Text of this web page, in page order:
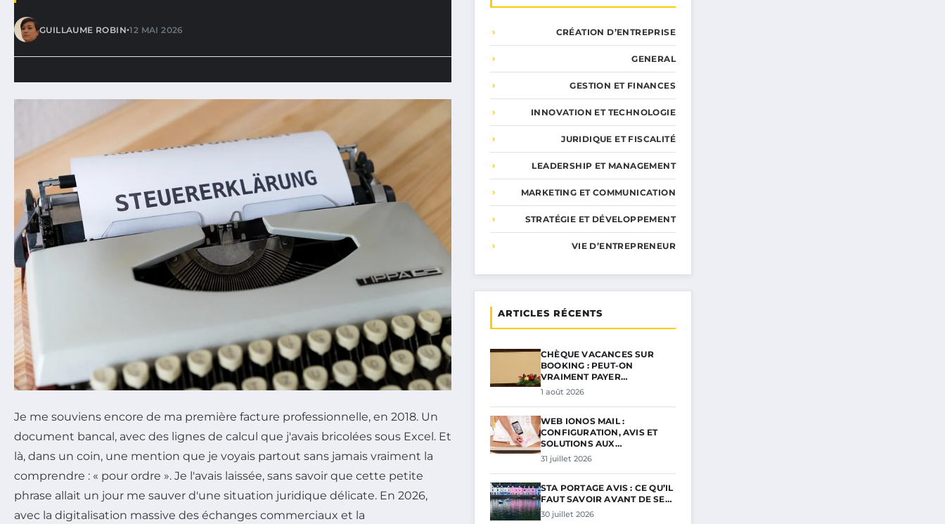
GUILLAUME ROBIN•12 MAI 2026
Je me souviens encore de ma première facture professionnelle, en 2018. Un
document bancal, avec des lignes de calcul que j'avais bricolées sous Excel. Et
là, dans un coin, une mention que je voyais partout sans jamais vraiment la
comprendre : « pour ordre ». Je l'avais laissée, sans savoir que cette petite
phrase allait un jour me sauver d'une situation juridique délicate. En 2026,
avec la digitalisation massive des échanges commerciaux et la
CRÉATION D’ENTREPRISE
GENERAL
GESTION ET FINANCES
INNOVATION ET TECHNOLOGIE
JURIDIQUE ET FISCALITÉ
LEADERSHIP ET MANAGEMENT
MARKETING ET COMMUNICATION
STRATÉGIE ET DÉVELOPPEMENT
VIE D’ENTREPRENEUR
ARTICLES RÉCENTS
CHÈQUE VACANCES SUR
BOOKING : PEUT-ON
VRAIMENT PAYER…
1 août 2026
WEB IONOS MAIL :
CONFIGURATION, AVIS ET
SOLUTIONS AUX…
31 juillet 2026
STA PORTAGE AVIS : CE QU’IL
FAUT SAVOIR AVANT DE SE…
30 juillet 2026